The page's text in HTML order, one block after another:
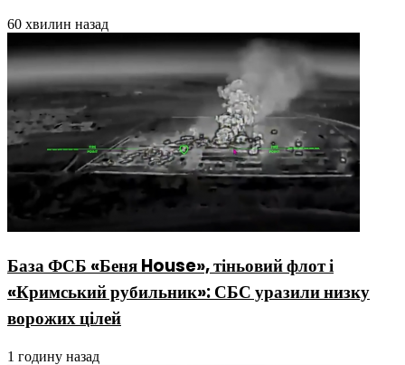
60 хвилин назад
База ФСБ «Беня House», тіньовий флот і
«Кримський рубильник»: СБС уразили низку
ворожих цілей
1 годину назад